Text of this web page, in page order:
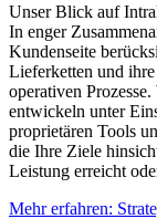
Unser Blick auf
In enger
Kundenseite
Lieferketten und
operativen
entwickeln unter
proprietären Tools
die Ihre Ziele
Leistung erreicht
Mehr erfahren: